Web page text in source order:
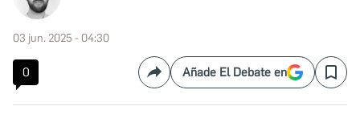
03 jun. 2025 - 04:30
0 CompartirAñade El Debate en Save